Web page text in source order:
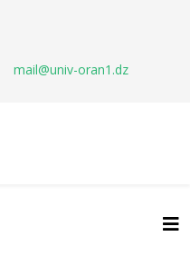
mail@univ-oran1.dz